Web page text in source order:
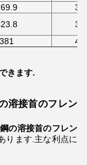
381
きます.
溶接首のフレン
の溶接首のフレン
ります.主な利点に